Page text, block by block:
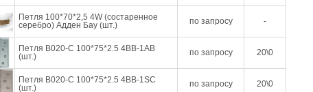
Петля 100*70*2,5 4W (состаренное
серебро) Адден Бау (шт.)
по запросу -
Петля B020-C 100*75*2.5 4BB-1AB
(шт.)
по запросу 20\0
Петля B020-C 100*75*2.5 4BB-1SC
(шт.)
по запросу 20\0